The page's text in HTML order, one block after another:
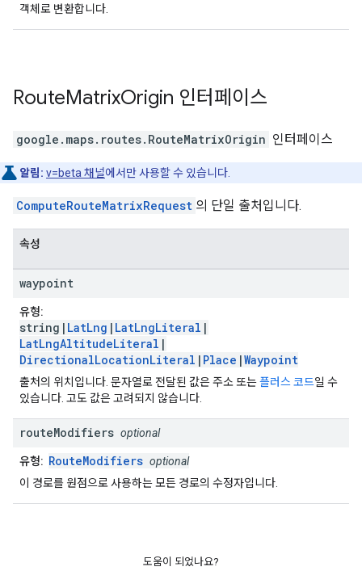
객체로 변환합니다.
RouteMatrixOrigin 인터페이스
google.maps.routes. RouteMatrixOrigin 인터페이스
알림: v=beta 채널에서만 사용할 수 있습니다.
ComputeRouteMatrixRequest 의 단일 출처입니다.
속성
waypoint
유형:
string| LatLng | LatLngLiteral |
LatLngAltitudeLiteral |
DirectionalLocationLiteral | Place |Waypoint
출처의 위치입니다. 문자열로 전달된 값은 주소 또는플러스 코드일 수
있습니다. 고도 값은 고려되지 않습니다.
routeModifiers optional
유형: RouteModifiers optional
이 경로를 원점으로 사용하는 모든 경로의 수정자입니다.
도움이 되었나요?